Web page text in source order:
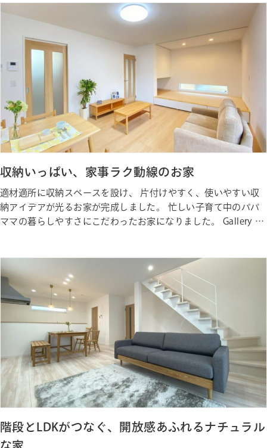
収納いっぱい、家事ラク動線のお家
適材適所に収納スペースを設け、 片付けやすく、使いやすい収
納アイデアが光るお家が完成しました。 忙しい子育て中のパパ
ママの暮らしやすさにこだわったお家になりました。 Gallery ギ
階段とLDKがつなぐ、開放感あふれるナチュラル
な家